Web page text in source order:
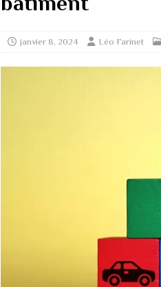
janvier 8, 2024 Léo Farinet